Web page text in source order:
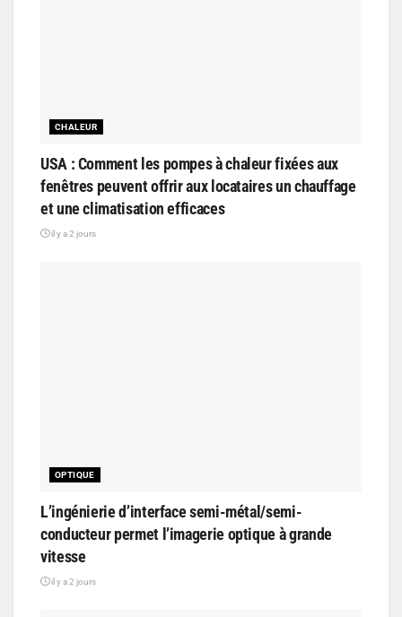
CHALEUR
USA : Comment les pompes à chaleur fixées aux
fenêtres peuvent offrir aux locataires un chauffage
et une climatisation efficaces
il y a 2 jours
OPTIQUE
L’ingénierie d’interface semi-métal/semi-
conducteur permet l’imagerie optique à grande
vitesse
il y a 2 jours